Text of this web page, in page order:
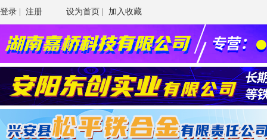
登录 注册 设为首页 加入收藏